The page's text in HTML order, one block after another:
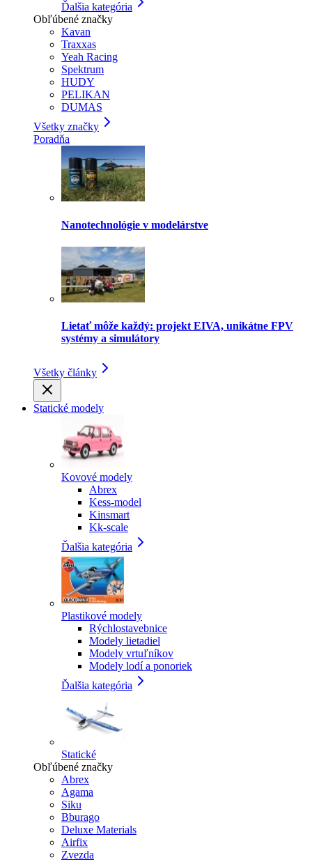
Ďalšia kategória
Obľúbené značky
Kavan
Traxxas
Yeah Racing
Spektrum
HUDY
PELIKAN
DUMAS
Všetky značky
Poradňa
Nanotechnológie v modelárstve
Lietať môže každý: projekt EIVA, unikátne FPV
systémy a simulátory
Všetky články
Statické modely
Kovové modely
Abrex
Kess-model
Kinsmart
Kk-scale
Ďalšia kategória
Plastikové modely
Rýchlostavebnice
Modely lietadiel
Modely vrtuľníkov
Modely lodí a ponoriek
Ďalšia kategória
Statické
Obľúbené značky
Abrex
Agama
Siku
Bburago
Deluxe Materials
Airfix
Zvezda